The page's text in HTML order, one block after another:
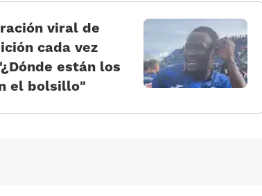
viral de
cada vez
están los
el bolsillo”